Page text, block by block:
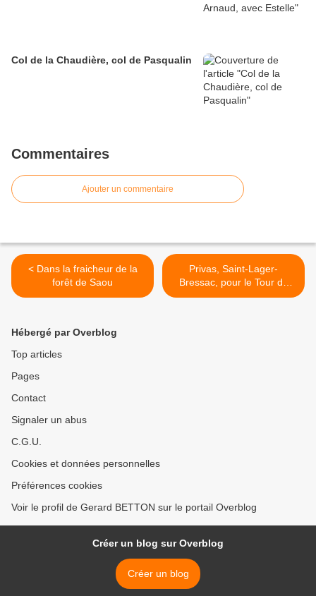
Col de la Chaudière, col de Pasqualin
Commentaires
Ajouter un commentaire
< Dans la fraicheur de la
forêt de Saou
Privas, Saint-Lager-
Bressac, pour le Tour de
France >
Hébergé par Overblog
Top articles
Pages
Contact
Signaler un abus
C.G.U.
Cookies et données personnelles
Préférences cookies
Voir le profil de Gerard BETTON sur le portail Overblog
Créer un blog sur Overblog
Créer un blog